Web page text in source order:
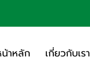
าหลัก เกี่ยวกับเรา